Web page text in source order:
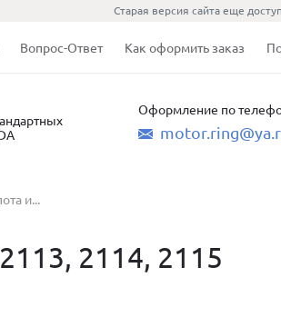
Старая версия сайта еще
Вопрос-Ответ Как оформить заказ
Оформление по
и...
2114, 2115